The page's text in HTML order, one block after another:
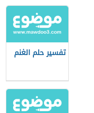
تفسير حلم الغنم